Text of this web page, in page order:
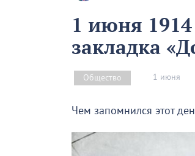
1 июня 1914
закладка
Общество 1 июня
Чем запомнился этот